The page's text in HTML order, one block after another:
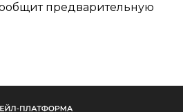
предварительную